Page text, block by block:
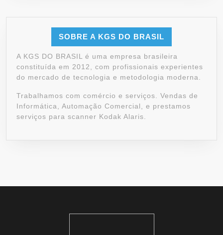
SOBRE A KGS DO BRASIL
A KGS DO BRASIL é uma empresa brasileira
constituída em 2012, com profissionais experientes
do mercado de tecnologia e metodologia moderna.
Trabalhamos com comércio e serviços. Vendas de
Informática, Automação Comercial, e prestamos
serviços para scanner Kodak Alaris.